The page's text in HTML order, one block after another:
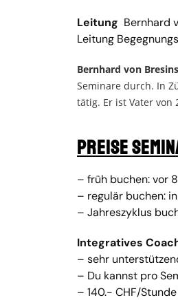
Leitung Bernhard
Leitung
Bernhard von
Seminare durch. In
tätig. Er ist Vater
Preise
– früh buchen: vor
– regulär buchen:
– Jahreszyklus
Integratives
– sehr
– Du kannst pro
– 140.- CHF/